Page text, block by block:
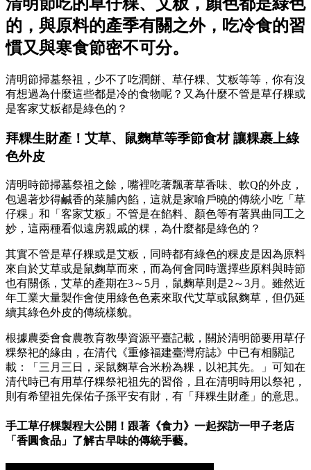
的，與原料的產季有關之外，吃冷食的習
慣又與寒食節密不可分。
清明節掃墓祭祖，少不了吃潤餅、草仔粿、艾粄等等，你有沒
有想過為什麼這些都是冷的食物呢？又為什麼不管是草仔粿或
是客家艾粄都是綠色的？
拜粿生財產！艾草、鼠麴草等季節食材 讓粿裹上綠
色外皮
清明時節掃墓祭祖之餘，嘴裡吃著飄著草香味、軟Q的外皮，
包過著炒得鹹香的菜脯內餡，這就是家喻戶曉的傳統小吃「草
仔粿」和「客家艾粄」不管是在餡料、顏色等有著異曲同工之
妙，這兩種看似遠房親戚的粿，為什麼都是綠色的？
其實不管是草仔粿或是艾粄，同時都有綠色的粿皮是因為原料
來自於艾草或是鼠麴草而來，而為何會同時選擇些原料與時節
也有關係，艾草的產期在3～5月，鼠麴草則是2～3月。雖然近
年工業大量製作會使用綠色色素來取代艾草或鼠麴草，但仍延
續其綠色外皮的傳統樣貌。
根據農委會食農教育教學資源平臺記載，關於清明節要用草仔
粿祭祀的緣由，在清代《重修福建臺灣府誌》中已有相關記
載：「三月三日，采鼠麴草合米粉為粿，以祀其先。」可知在
清代時已有用草仔粿祭祀祖先的習俗，且在清明時用以祭祀，
則有希望祖先保佑子孫平安有財，有「拜粿生財產」的意思。
手工草仔粿製程大公開！跟著《食力》一起探訪一甲子老店
「香圓食品」了解古早味的傳統手藝。